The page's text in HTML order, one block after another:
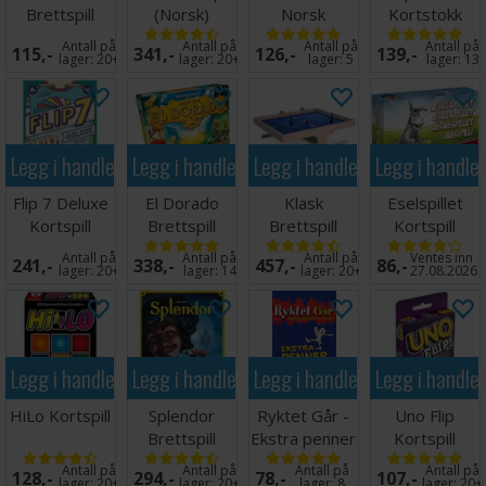
Brettspill
115,- Antall på
lager: 20+
(Norsk)
341,- Antall på
lager:20+
Norsk
Brettspill
126,- Antall på
lager:5
Kortstokk
100% Plast
139,- Antall på
lager: 13
Legg i handlekurven
Flip 7 Deluxe
Kortspill
241,- Antall på
lager: 20+
Legg i handlekurven
El Dorado
Brettspill
(Norske
regler)
338,- Antall på
lager: 14
Legg i handlekurven
Klask
Brettspill
457,- Antall på
lager:20+
Legg i
Eselspillet
Kortspill
Norsk
86,-Ventes inn
27.08.2026
Legg i handlekurven
HiLo Kortspill
128,- Antall på
Legg i handlekurven
Splendor
Brettspill
294,- Antall på
Legg i handlekurven
Ryktet Går -
Ekstra penner
(8 stk)
78,- Antall på
Legg i
Uno Flip
Kortspill
107,- Antall på